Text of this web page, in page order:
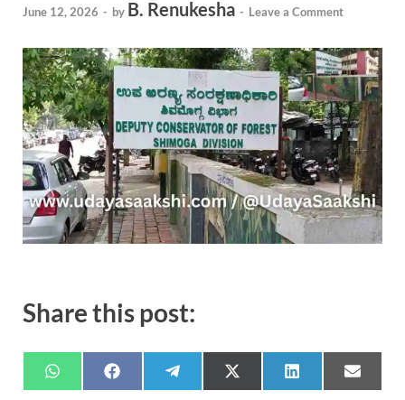
June 12, 2026 - by B. Renukesha - Leave a Comment
Share this post: